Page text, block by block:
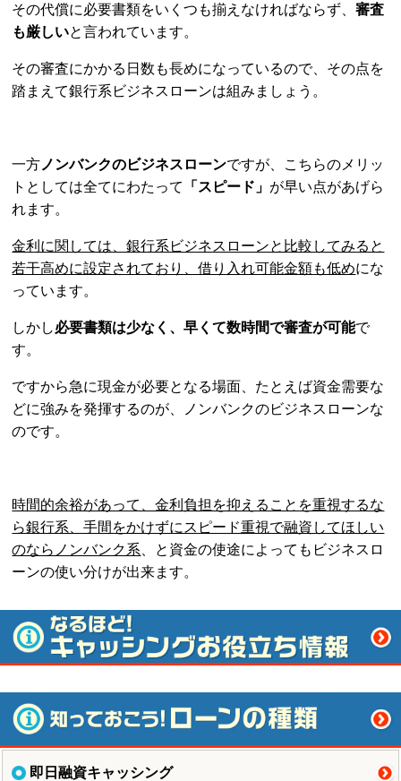
その代償に必要書類をいくつも揃えなければならず、審査
も厳しいと言われています。
その審査にかかる日数も長めになっているので、その点を
踏まえて銀行系ビジネスローンは組みましょう。
一方 ノンバンクのビジネスローンですが、こちらのメリッ
トとしては全てにわたって
「スピード」 が早い点があげら
れます。
金利に関しては、銀行系ビジネスローンと比較してみると
若干高めに設定されており、借り入れ可能金額も低めにな
っています。
しかし必要書類は少なく、早くて数時間で審査が可能で
す。
ですから急に現金が必要となる場面、たとえば資金需要な
どに強みを発揮するのが、ノンバンクのビジネスローンな
のです。
時間的余裕があって、金利負担を抑えることを重視するな
ら銀行系、手間をかけずにスピード重視で融資してほしい
のならノンバンク系 、と資金の使途によってもビジネスロ
ーンの使い分けが出来ます。
即日融資キャッシング